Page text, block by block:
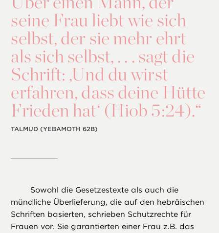
seine Frau liebt wie sich
selbst, der sie mehr ehrt
als sich selbst, . . . sagt die
Schrift: ,Und du wirst
erfahren, dass deine Hütte
Frieden hat‘ (Hiob 5:24).“
TALMUD (YEBAMOTH 62B)
Sowohl die Gesetzestexte als auch die
mündliche Überlieferung, die auf den hebräischen
Schriften basierten, schrieben Schutzrechte für
Frauen vor. Sie garantierten einer Frau z.B. das